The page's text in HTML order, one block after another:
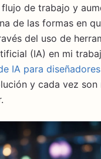
de trabajo y
de las formas en
del uso de
(IA) en mi
IA para diseñadores
y cada vez son